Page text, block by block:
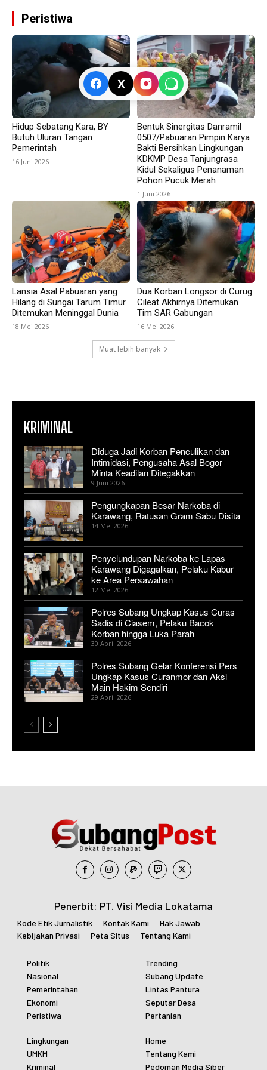
Peristiwa
Hidup Sebatang Kara, BY
Butuh Uluran Tangan
Pemerintah
16 Juni 2026
Bentuk Sinergitas Danramil
0507/Pabuaran Pimpin Karya
Bakti Bersihkan Lingkungan
KDKMP Desa Tanjungrasa
Kidul Sekaligus Penanaman
Pohon Pucuk Merah
1 Juni 2026
Lansia Asal Pabuaran yang
Hilang di Sungai Tarum Timur
Ditemukan Meninggal Dunia
18 Mei 2026
Dua Korban Longsor di Curug
Cileat Akhirnya Ditemukan
Tim SAR Gabungan
16 Mei 2026
Muat lebih banyak
KRIMINAL
Diduga Jadi Korban Penculikan dan
Intimidasi, Pengusaha Asal Bogor
Minta Keadilan Ditegakkan
9 Juni 2026
Pengungkapan Besar Narkoba di
Karawang, Ratusan Gram Sabu Disita
14 Mei 2026
Penyelundupan Narkoba ke Lapas
Karawang Digagalkan, Pelaku Kabur
ke Area Persawahan
12 Mei 2026
Polres Subang Ungkap Kasus Curas
Sadis di Ciasem, Pelaku Bacok
Korban hingga Luka Parah
30 April 2026
Polres Subang Gelar Konferensi Pers
Ungkap Kasus Curanmor dan Aksi
Main Hakim Sendiri
29 April 2026
Penerbit: PT. Visi Media Lokatama
Kode Etik Jurnalistik Kontak Kami
Hak Jawab
Kebijakan Privasi
Peta Situs Tentang Kami
Politik
Nasional
Pemerintahan
Ekonomi
Peristiwa
Trending
Subang Update
Lintas Pantura
Seputar Desa
Pertanian
Lingkungan
UMKM
Kriminal
Home
Tentang Kami
Pedoman Media Siber
X